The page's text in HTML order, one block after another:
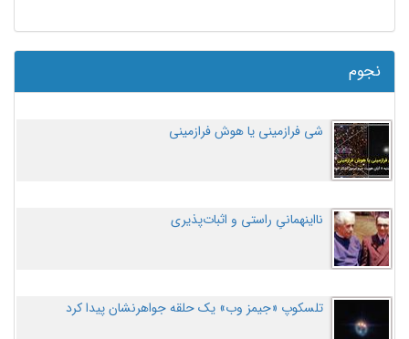
نجوم
شی فرازمینی یا هوش فرازمینی
نااینهمانیِ راستی و اثبات‌پذیری
تلسکوپ «جیمز وب» یک حلقه جواهرنشان پیدا کرد